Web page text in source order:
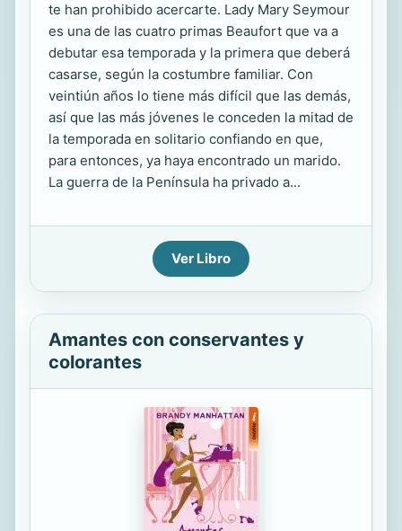
te han prohibido acercarte. Lady Mary Seymour
es una de las cuatro primas Beaufort que va a
debutar esa temporada y la primera que deberá
casarse, según la costumbre familiar. Con
veintiún años lo tiene más difícil que las demás,
así que las más jóvenes le conceden la mitad de
la temporada en solitario confiando en que,
para entonces, ya haya encontrado un marido.
La guerra de la Península ha privado a...
Ver Libro
Amantes con conservantes y
colorantes